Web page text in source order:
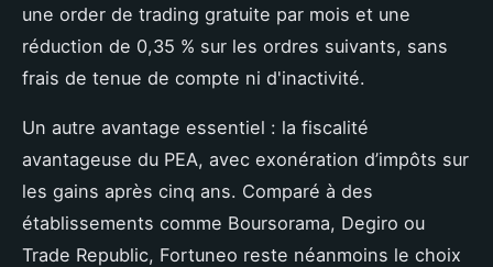
une order de trading gratuite par mois et une
réduction de 0,35 % sur les ordres suivants, sans
frais de tenue de compte ni d'inactivité.
Un autre avantage essentiel : la fiscalité
avantageuse du PEA, avec exonération d’impôts sur
les gains après cinq ans. Comparé à des
établissements comme Boursorama, Degiro ou
Trade Republic, Fortuneo reste néanmoins le choix